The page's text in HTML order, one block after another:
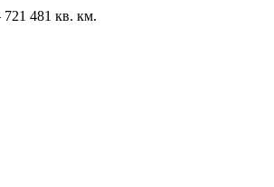
721 481 кв. км.